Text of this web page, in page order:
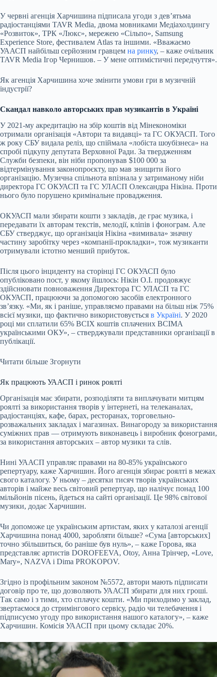
У червні агенція Харчишина підписала угоди з дев’ятьма
радіостанціями TAVR Mediа, двома мовниками Медіахолдингу
«Розвиток», ТРК «Люкс», мережею «Сільпо», Samsung
Experience Store, фестивалем Atlas та іншими. «Вважаємо
УААСП найбільш серйозним гравцем на ринку, – каже очільник
TAVR Mediа Ігор Чернишов. – У мене оптимістичні передчуття».
Як агенція Харчишина хоче змінити умови гри в музичній
індустрії?
Скандал навколо авторських прав музикантів в Україні
У 2021-му акредитацію на збір коштів від Мінекономіки
отримали організація «Автори та видавці» та ГС ОКУАСП. Того
ж року СБУ видала реліз, що спіймала «лобіста шоубізнеса» на
спробі підкупу депутата Верховної Ради. За твердженням
Служби безпеки, він ніби пропонував $100 000 за
відтермінування законопроєкту, що мав знищити його
організацію. Музична спільнота впізнала у затриманому ніби
директора ГС ОКУАСП та ГС УЛАСП Олександра Нікіна. Проти
нього було порушено кримінальне провадження.
ОКУАСП мали збирати кошти з закладів, де грає музика, і
передавати їх авторам текстів, мелодії, кліпів і фонограм. Але
СБУ стверджує, що організація Нікіна «вимивала» значну
частину заробітку через «компанії-прокладки», тож музиканти
отримували істотно менший прибуток.
Після цього інциденту на сторінці ГС ОКУАСП було
опубліковано пост, у якому йшлось: Нікін О.І. продовжує
здійснювати повноваження Директора ГС УЛАСП та ГС
ОКУАСП, працюючи за допомогою засобів електронного
звʼязку. «Ми, як і раніше, управляємо правами на більш ніж 75%
всієї музики, що фактично використовується в Україні. У 2020
році ми сплатили 65% ВСІХ коштів сплачених ВСІМА
українськими ОКУ», – стверджували представники організації в
публікації.
Читати більше Згорнути
Як працюють УААСП і ринок роялті
Організація має збирати, розподіляти та виплачувати митцям
роялті за використання творів у інтернеті, на телеканалах,
радіостанціях, кафе, барах, ресторанах, торговельно-
розважальних закладах і магазинах. Винагороду за використання
суміжних прав — отримують виконавець і виробник фонограми,
за використання авторських – автор музики та слів.
Нині УААСП управляє правами на 80-85% українського
репертуару, каже Харчишин. Його агенція збирає роялті в межах
свого каталогу. У ньому – десятки тисяч творів українських
авторів і майже весь світовий репертуар, що налічує понад 100
мільйонів пісень, йдеться на сайті організації. Це 98% світової
музики, додає Харчишин.
Чи допоможе це українським артистам, яких у каталозі агенції
Харчишина понад 4000, заробляти більше? «Сума [авторських]
точно збільшиться, бо раніше був нуль», – каже Горова, яка
представляє артистів DOROFEEVA, Otoy, Анна Трінчер, «Love,
Mary», NAZVA і Dima PROKOPOV.
Згідно із профільним законом №5572, автори мають підписати
договір про те, що дозволяють УААСП збирати для них гроші.
Так само і з тими, хто сплачує кошти. «Ми приходимо у заклад,
звертаємося до стримінгового сервісу, радіо чи телебачення і
підписуємо угоду про використання нашого каталогу», – каже
Харчишин. Комісія УААСП при цьому складає 20%.